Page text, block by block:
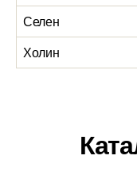
Селен
Холин